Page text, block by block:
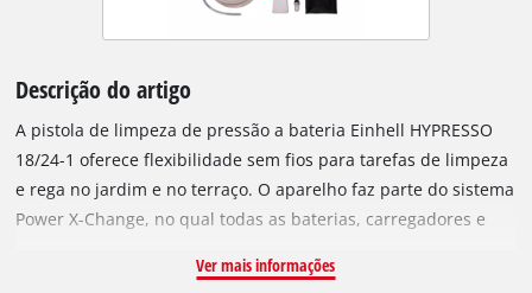
Descrição do artigo
A pistola de limpeza de pressão a bateria Einhell HYPRESSO
18/24-1 oferece flexibilidade sem fios para tarefas de limpeza
e rega no jardim e no terraço. O aparelho faz parte do sistema
Power X-Change, no qual todas as baterias, carregadores e
média pressão a bateria funciona com uma pressão máxima
Ver mais informações